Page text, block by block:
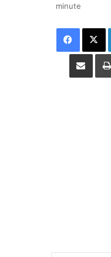
minute
Facebook X
Partager par email